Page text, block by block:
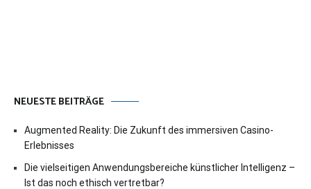
NEUESTE BEITRÄGE
Augmented Reality: Die Zukunft des immersiven Casino-
Erlebnisses
Die vielseitigen Anwendungsbereiche künstlicher Intelligenz –
Ist das noch ethisch vertretbar?